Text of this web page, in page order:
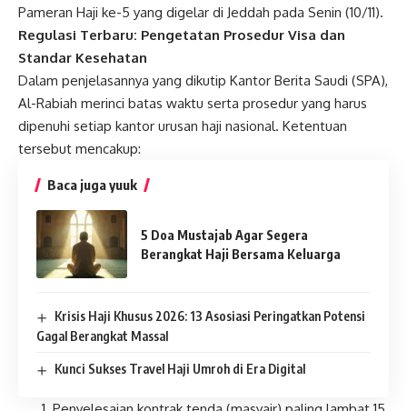
Pameran Haji ke-5 yang digelar di Jeddah pada Senin (10/11).
Regulasi Terbaru: Pengetatan Prosedur Visa dan
Standar Kesehatan
Dalam penjelasannya yang dikutip Kantor Berita Saudi (SPA),
Al-Rabiah merinci batas waktu serta prosedur yang harus
dipenuhi setiap kantor urusan haji nasional. Ketentuan
tersebut mencakup:
Baca juga yuuk
5 Doa Mustajab Agar Segera
Berangkat Haji Bersama Keluarga
Krisis Haji Khusus 2026: 13 Asosiasi Peringatkan Potensi
Gagal Berangkat Massal
Kunci Sukses Travel Haji Umroh di Era Digital